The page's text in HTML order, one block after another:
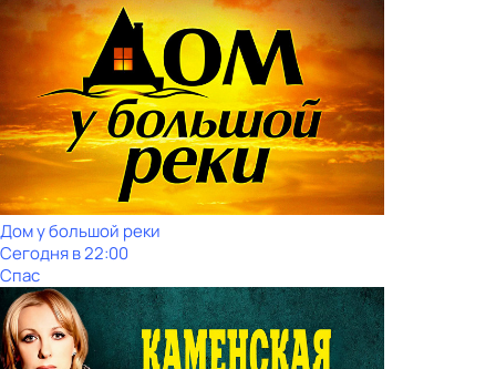
Дом у большой реки
Сегодня в 22:00
Спас